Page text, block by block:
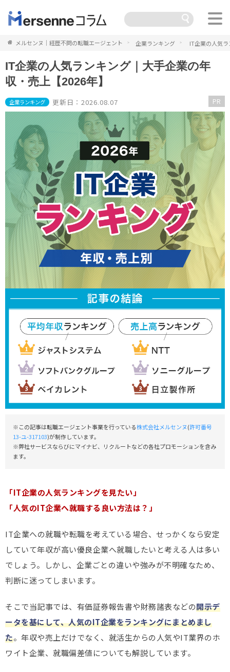
メルセンヌ｜経歴不問の転職エージェント 企業ランキング IT企業の人気
IT企業の人気ランキング｜大手企業の年
収・売上【2026年】
企業ランキング 更新日：2026.08.07 PR
※この記事は転職エージェント事業を行っている株式会社メルセンヌ(許可番号
13-ユ-317103)が制作しています。
※弊社サービスならびにマイナビ、リクルートなどの各社プロモーションを含み
ます。
「IT企業の人気ランキングを見たい」
「人気のIT企業へ就職する良い方法は？」
IT企業への就職や転職を考えている場合、せっかくなら安定
していて年収が高い優良企業へ就職したいと考える人は多い
でしょう。しかし、企業ごとの違いや強みが不明確なため、
判断に迷ってしまいます。
そこで当記事では、有価証券報告書や財務諸表などの開示デ
ータを基にして、人気のIT企業をランキングにまとめまし
た。年収や売上だけでなく、就活生からの人気やIT業界のホ
ワイト企業、就職偏差値についても解説しています。